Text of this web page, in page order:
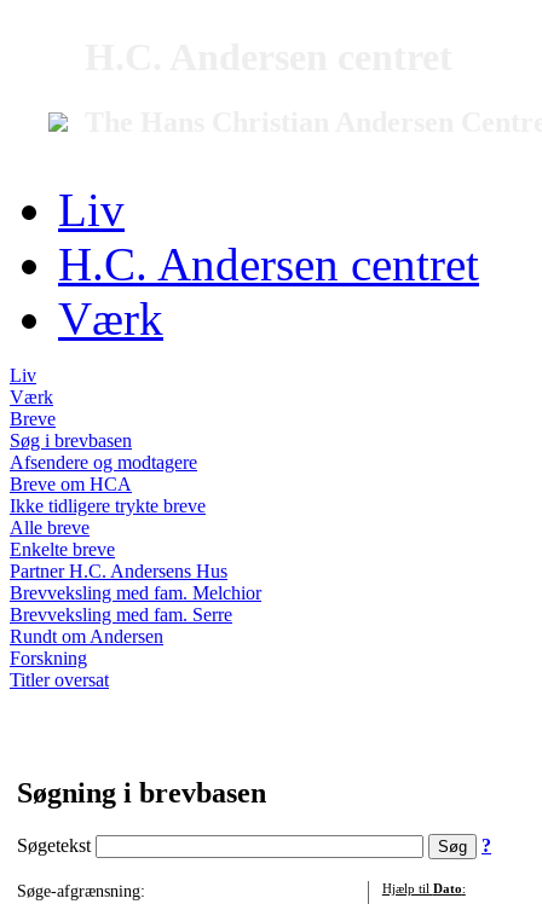
Liv
H.C. Andersen centret
Værk
Liv
Værk
Breve
Søg i brevbasen
Afsendere og modtagere
Breve om HCA
Ikke tidligere trykte breve
Alle breve
Enkelte breve
Partner H.C. Andersens Hus
Brevveksling med fam. Melchior
Brevveksling med fam. Serre
Rundt om Andersen
Forskning
Titler oversat
Søgning i brevbasen
Søgetekst ?
Søge-afgrænsning:
Hjælp til Dato: